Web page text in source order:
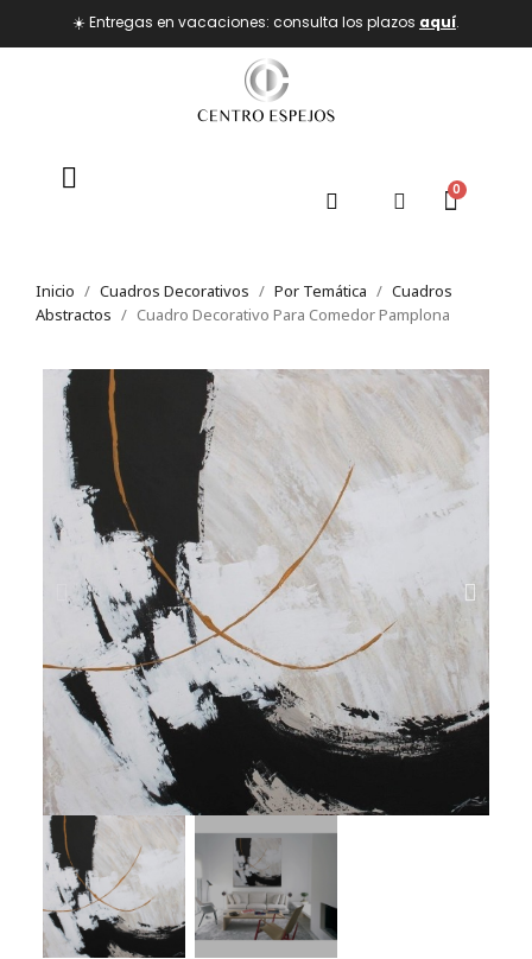
☀️ Entregas en vacaciones: consulta los plazos aquí.
Inicio Cuadros Decorativos Por Temática
Cuadros
Abstractos
Cuadro Decorativo Para Comedor Pamplona